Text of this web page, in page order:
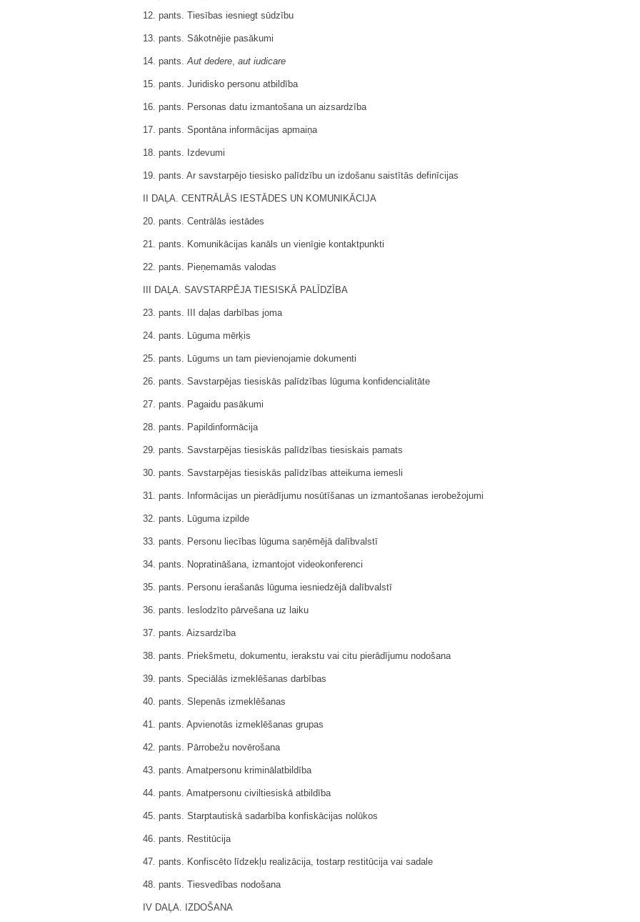
12. pants. Tiesības iesniegt sūdzību
13. pants. Sākotnējie pasākumi
14. pants.Aut dedere, aut iudicare
15. pants. Juridisko personu atbildība
16. pants. Personas datu izmantošana un aizsardzība
17. pants. Spontāna informācijas apmaiņa
18. pants. Izdevumi
19. pants. Ar savstarpējo tiesisko palīdzību un izdošanu saistītās definīcijas
II DAĻA. CENTRĀLĀS IESTĀDES UN KOMUNIKĀCIJA
20. pants. Centrālās iestādes
21. pants. Komunikācijas kanāls un vienīgie kontaktpunkti
22. pants. Pieņemamās valodas
III DAĻA. SAVSTARPĒJA TIESISKĀ PALĪDZĪBA
23. pants. III daļas darbības joma
24. pants. Lūguma mērķis
25. pants. Lūgums un tam pievienojamie dokumenti
26. pants. Savstarpējas tiesiskās palīdzības lūguma konfidencialitāte
27. pants. Pagaidu pasākumi
28. pants. Papildinformācija
29. pants. Savstarpējas tiesiskās palīdzības tiesiskais pamats
30. pants. Savstarpējas tiesiskās palīdzības atteikuma iemesli
31. pants. Informācijas un pierādījumu nosūtīšanas un izmantošanas ierobežojumi
32. pants. Lūguma izpilde
33. pants. Personu liecības lūguma saņēmējā dalībvalstī
34. pants. Nopratināšana, izmantojot videokonferenci
35. pants. Personu ierašanās lūguma iesniedzējā dalībvalstī
36. pants. Ieslodzīto pārvešana uz laiku
37. pants. Aizsardzība
38. pants. Priekšmetu, dokumentu, ierakstu vai citu pierādījumu nodošana
39. pants. Speciālās izmeklēšanas darbības
40. pants. Slepenās izmeklēšanas
41. pants. Apvienotās izmeklēšanas grupas
42. pants. Pārrobežu novērošana
43. pants. Amatpersonu kriminālatbildība
44. pants. Amatpersonu civiltiesiskā atbildība
45. pants. Starptautiskā sadarbība konfiskācijas nolūkos
46. pants. Restitūcija
47. pants. Konfiscēto līdzekļu realizācija, tostarp restitūcija vai sadale
48. pants. Tiesvedības nodošana
IV DAĻA. IZDOŠANA